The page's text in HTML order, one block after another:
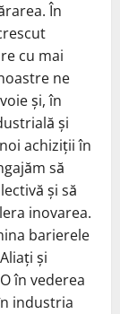
În
cu mai
ne
şi, în
şi
achiziţii în
să
şi să
inovarea.
barierele
şi
în vederea
industria